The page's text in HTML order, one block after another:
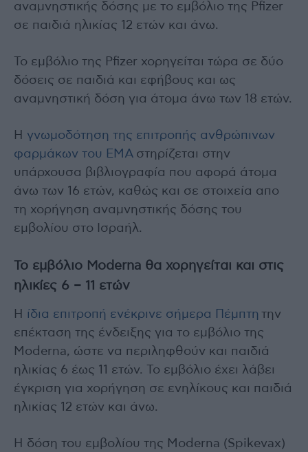
αναμνηστικής δόσης με το εμβόλιο της Pfizer
σε παιδιά ηλικίας 12 ετών και άνω.
Το εμβόλιο της Pfizer χορηγείται τώρα σε δύο
δόσεις σε παιδιά και εφήβους και ως
αναμνηστική δόση για άτομα άνω των 18 ετών.
Η γνωμοδότηση της επιτροπής ανθρώπινων
φαρμάκων του ΕΜΑ στηρίζεται στην
υπάρχουσα βιβλιογραφία που αφορά άτομα
άνω των 16 ετών, καθώς και σε στοιχεία απο
τη χορήγηση αναμνηστικής δόσης του
εμβολίου στο Ισραήλ.
Το εμβόλιο Moderna θα χορηγείται και στις
ηλικίες 6 – 11 ετών
Η ίδια επιτροπή ενέκρινε σήμερα Πέμπτη την
επέκταση της ένδειξης για το εμβόλιο της
Moderna, ώστε να περιληφθούν και παιδιά
ηλικίας 6 έως 11 ετών. Το εμβόλιο έχει λάβει
έγκριση για χορήγηση σε ενηλίκους και παιδιά
ηλικίας 12 ετών και άνω.
Η δόση του εμβολίου της Moderna (Spikevax)